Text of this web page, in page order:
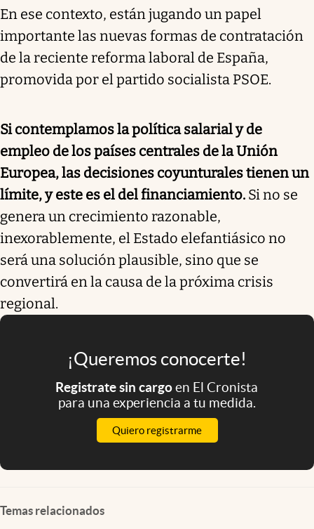
En ese contexto, están jugando un papel
importante las nuevas formas de contratación
de la reciente reforma laboral de España,
promovida por el partido socialista PSOE.
Si contemplamos la política salarial y de
empleo de los países centrales de la Unión
Europea, las decisiones coyunturales tienen un
límite, y este es el del financiamiento. Si no se
genera un crecimiento razonable,
inexorablemente, el Estado elefantiásico no
será una solución plausible, sino que se
convertirá en la causa de la próxima crisis
regional.
¡Queremos conocerte!
Registrate sin cargoen El Cronista
para una experiencia a tu medida.
Quiero registrarme
Temas relacionados